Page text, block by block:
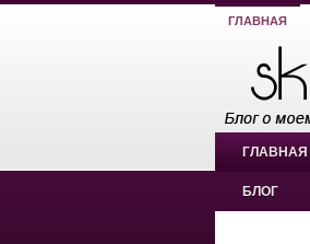
ГЛАВНАЯ
ГЛАВНАЯ
БЛОГ